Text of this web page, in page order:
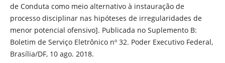
de Conduta como meio alternativo à instauração de
processo disciplinar nas hipóteses de irregularidades de
menor potencial ofensivo]. Publicada no Suplemento B:
Boletim de Serviço Eletrônico nº 32. Poder Executivo Federal,
Brasília/DF, 10 ago. 2018.